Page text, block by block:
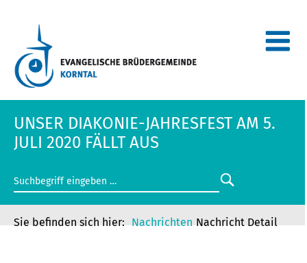
UNSER DIAKONIE-JAHRESFEST AM 5.
JULI 2020 FÄLLT AUS
Nachrichten Nachricht Detail